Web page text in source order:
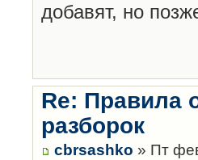
добавят, но
Re: Правила
разборок
cbrsashko » Пт